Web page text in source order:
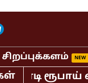
சிறப்புக்களம்
ரூபாய்